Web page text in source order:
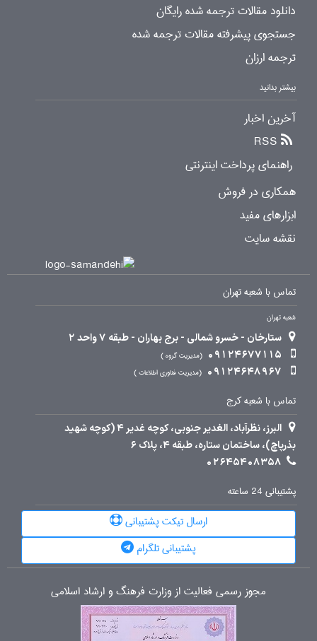
دانلود مقالات ترجمه شده رایگان
جستجوی پیشرفته مقالات ترجمه شده
ترجمه ارزان
بیشتر بدانید
آخرین اخبار
RSS
راهنمای پرداخت اینترنتی
همکاری در فروش
ابزارهای مفید
نقشه سایت
تماس با شعبه تهران
شعبه تهران
ستارخان - خسرو شمالی - برج بهاران - طبقه 7 واحد 2
09124677115
مدیریت گروه
09124648967 مدیریت فناوری اطلاعات
تماس با شعبه کرج
البرز، نظرآباد، الغدیر جنوبی، کوچه غدیر 4 (کوچه شهید
بذرپاچ)، ساختمان ستاره، طبقه 4، پلاک 6
02645408358
پشتیبانی 24 ساعته
ارسال تیکت پشتیبانی
پشتیبانی تلگرام
مجوز رسمی فعالیت از وزارت فرهنگ و ارشاد اسلامی